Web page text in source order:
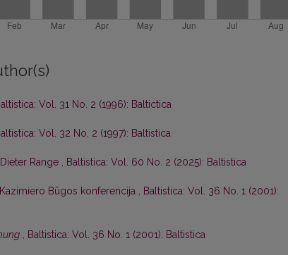
Vol. 31 No. 2 (1996): Baltictica
Vol. 32 No. 2 (1997): Baltistica
Range , Baltistica: Vol. 60 No. 2 (2025): Baltistica
Būgos konferencija , Baltistica: Vol. 36 No. 1 (2001):
, Baltistica: Vol. 36 No. 1 (2001): Baltistica